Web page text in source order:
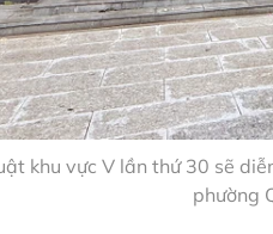
khu vực V lần thứ 30 sẽ
phường